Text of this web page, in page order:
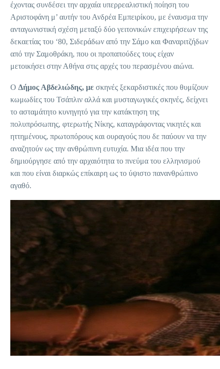
έχοντας συνδέσει την αρχαία υπερρεαλιστική ποίηση του
Αριστοφάνη μ’ αυτήν του Ανδρέα Εμπειρίκου, με έναυσμα την
ανταγωνιστική σχέση μεταξύ δύο γειτονικών επιχειρήσεων της
δεκαετίας του ‘80, Σιδεράδων από την Σάμο και Φαναριτζήδων
από την Σαμοθράκη, που οι προπαπούδες τους είχαν
μετοικήσει στην Αθήνα στις αρχές του περασμένου αιώνα.
Ο Δήμος Αβδελιώδης, με σκηνές ξεκαρδιστικές που θυμίζουν
κωμωδίες του Τσάπλιν αλλά και μυσταγωγικές σκηνές, δείχνει
το ασταμάτητο κυνηγητό για την κατάκτηση της
πολυπρόσωπης, φτερωτής Νίκης, καταγράφοντας νικητές και
ηττημένους, πρωτοπόρους και ουραγούς που δε παύουν να την
αναζητούν ως την ανθρώπινη ευτυχία. Μια ιδέα που την
δημιούργησε από την αρχαιότητα το πνεύμα του ελληνισμού
και που είναι διαρκώς επίκαιρη ως το ύψιστο πανανθρώπινο
αγαθό.